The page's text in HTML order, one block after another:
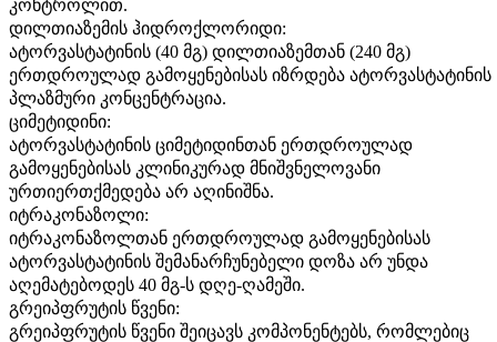
კონტროლით.
დილთიაზემის ჰიდროქლორიდი:
ატორვასტატინის (40 მგ) დილთიაზემთან (240 მგ)
ერთდროულად გამოყენებისას იზრდება ატორვასტატინის
პლაზმური კონცენტრაცია.
ციმეტიდინი:
ატორვასტატინის ციმეტიდინთან ერთდროულად
გამოყენებისას კლინიკურად მნიშვნელოვანი
ურთიერთქმედება არ აღინიშნა.
იტრაკონაზოლი:
იტრაკონაზოლთან ერთდროულად გამოყენებისას
ატორვასტატინის შემანარჩუნებელი დოზა არ უნდა
აღემატებოდეს 40 მგ-ს დღე-ღამეში.
გრეიპფრუტის წვენი:
გრეიპფრუტის წვენი შეიცავს კომპონენტებს, რომლებიც